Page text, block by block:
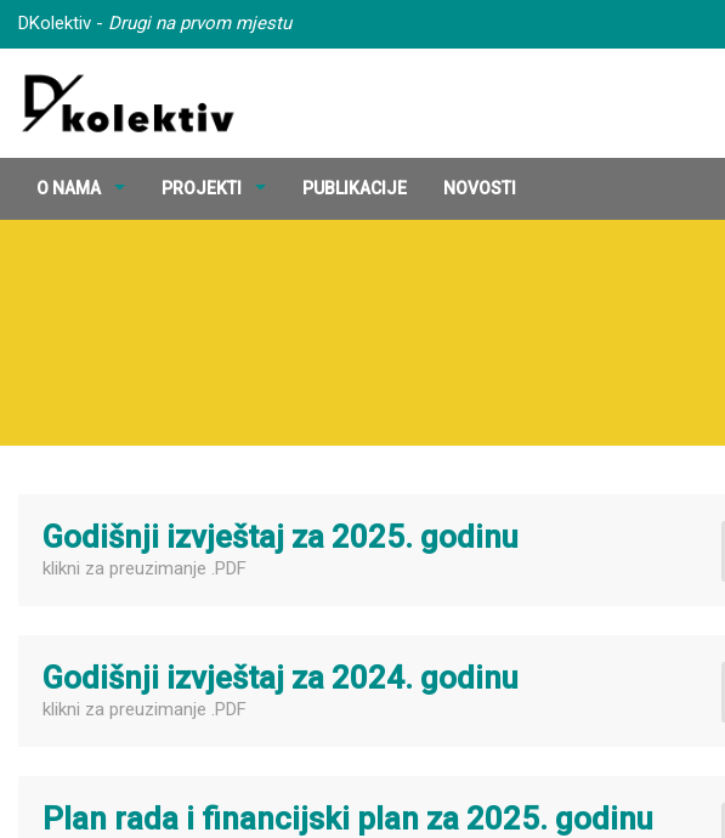
DKolektiv - Drugi na prvom mjestu
O NAMA PROJEKTI PUBLIKACIJE NOVOSTI
Godišnji izvještaj za 2025. godinu
klikni za preuzimanje .PDF
Godišnji izvještaj za 2024. godinu
klikni za preuzimanje .PDF
Plan rada i financijski plan za 2025. godinu